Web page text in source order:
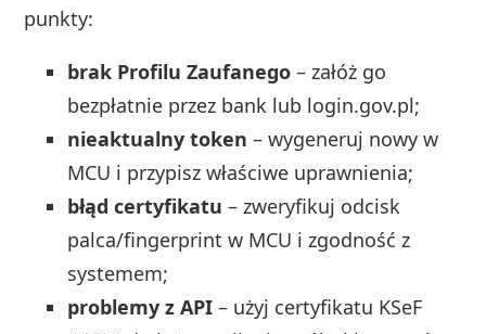
punkty:
brak Profilu Zaufanego – załóż go
bezpłatnie przez bank lub login.gov.pl;
nieaktualny token – wygeneruj nowy w
MCU i przypisz właściwe uprawnienia;
błąd certyfikatu – zweryfikuj odcisk
palca/fingerprint w MCU i zgodność z
systemem;
problemy z API – użyj certyfikatu KSeF